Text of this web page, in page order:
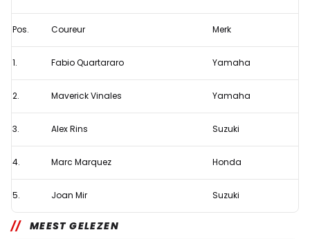
pole
voor
Quartararo,
stelt
teleur
in
Assen
Pos. Coureur Merk
1. Fabio Quartararo Yamaha
2. Maverick Vinales Yamaha
3. Alex Rins Suzuki
4. Marc Marquez Honda
5. Joan Mir Suzuki
MEEST GELEZEN